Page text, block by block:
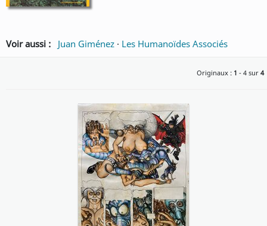
Voir aussi : Juan Giménez · Les Humanoïdes Associés
Originaux : 1 - 4 sur 4